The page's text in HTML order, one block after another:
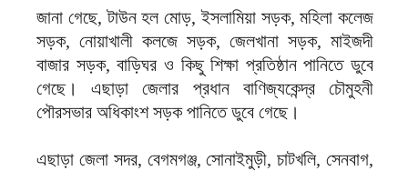
জানা গেছে, টাউন হল মোড়, ইসলামিয়া সড়ক, মহিলা কলেজ
সড়ক, নোয়াখালী কলজে সড়ক, জেলখানা সড়ক, মাইজদী
বাজার সড়ক, বাড়িঘর ও কিছু শিক্ষা প্রতিষ্ঠান পানিতে ডুবে
গেছে। এছাড়া জেলার প্রধান বাণিজ্যকেন্দ্র চৌমুহনী
পৌরসভার অধিকাংশ সড়ক পানিতে ডুবে গেছে।
এছাড়া জেলা সদর, বেগমগঞ্জ, সোনাইমুড়ী, চাটখলি, সেনবাগ,